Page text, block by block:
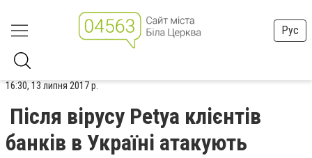
Рус
16:30, 13 липня 2017 р.
Після вірусу Petya клієнтів
банків в Україні атакують